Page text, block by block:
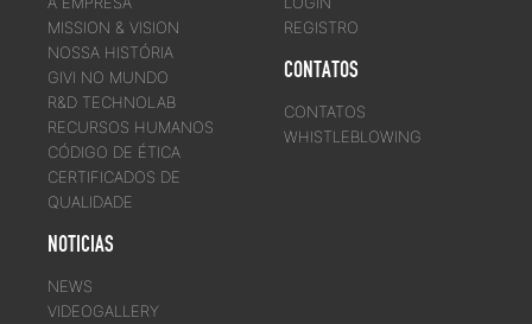
MISSION & VISION
NOSSA HISTÓRIA
GIVI NO MUNDO
R&D TECHNOLAB
RECURSOS HUMANOS
CÓDIGO DE ÉTICA
CERTIFICADOS DE
QUALIDADE
NOTICIAS
NEWS
VIDEOGALLERY
REGISTRO
CONTATOS
CONTATOS
WHISTLEBLOWING